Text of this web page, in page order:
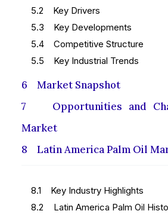
5.2 Key Drivers
5.3 Key Developments
5.4 Competitive Structure
5.5 Key Industrial Trends
6 Market Snapshot
7 Opportunities and
Market
8 Latin America Palm Oil
8.1 Key Industry Highlights
8.2 Latin America Palm Oil